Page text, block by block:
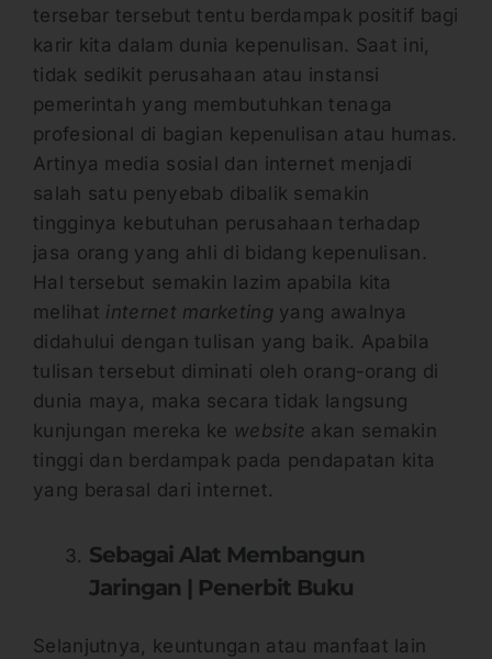
tersebar tersebut tentu berdampak positif bagi
karir kita dalam dunia kepenulisan. Saat ini,
tidak sedikit perusahaan atau instansi
pemerintah yang membutuhkan tenaga
profesional di bagian kepenulisan atau humas.
Artinya media sosial dan internet menjadi
salah satu penyebab dibalik semakin
tingginya kebutuhan perusahaan terhadap
jasa orang yang ahli di bidang kepenulisan.
Hal tersebut semakin lazim apabila kita
melihat internet marketing yang awalnya
didahului dengan tulisan yang baik. Apabila
tulisan tersebut diminati oleh orang-orang di
dunia maya, maka secara tidak langsung
kunjungan mereka ke website akan semakin
tinggi dan berdampak pada pendapatan kita
yang berasal dari internet.
Sebagai Alat Membangun
Jaringan | Penerbit Buku
Selanjutnya, keuntungan atau manfaat lain